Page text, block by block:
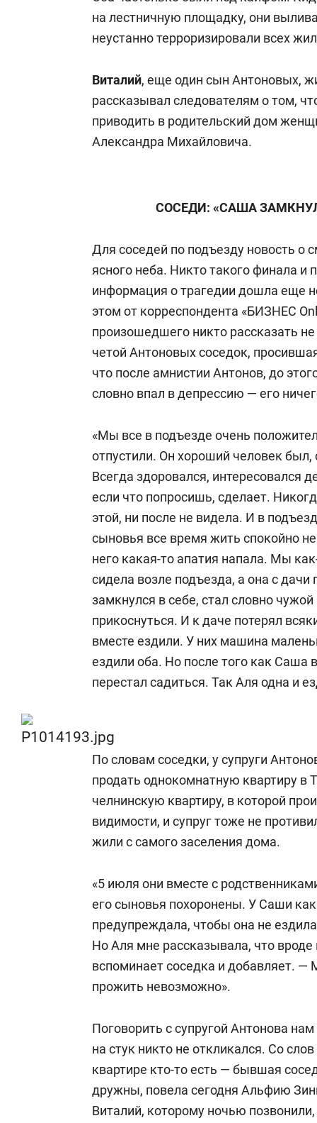
на лестничную площадку, они
неустанно терроризировали всех
Виталий, еще один сын Антоновых,
рассказывал следователям о том,
приводить в родительский дом
Александра Михайловича.
СОСЕДИ: «САША
Для соседей по подъезду новость о
ясного неба. Никто такого финала
информация о трагедии дошла еще
этом от корреспондента «БИЗНЕС
произошедшего никто рассказать
четой Антоновых соседок,
что после амнистии Антонов, до
словно впал в депрессию — его
«Мы все в подъезде очень
отпустили. Он хороший человек
Всегда здоровался, интересовался
если что попросишь, сделает.
этой, ни после не видела. И в
сыновья все время жить спокойно
него какая-то апатия напала. Мы
сидела возле подъезда, а она с
замкнулся в себе, стал словно
прикоснуться. И к даче потерял
вместе ездили. У них машина
ездили оба. Но после того как
перестал садиться. Так Аля одна и
По словам соседки, у супруги
продать однокомнатную квартиру в
челнинскую квартиру, в которой
видимости, и супруг тоже не
жили с самого заселения дома.
«5 июля они вместе с
его сыновья похоронены. У Саши
предупреждала, чтобы она не
Но Аля мне рассказывала, что
вспоминает соседка и добавляет.
прожить невозможно».
Поговорить с супругой Антонова
на стук никто не откликался. Со
квартире кто-то есть — бывшая
дружны, повела сегодня Альфию
Виталий, которому ночью